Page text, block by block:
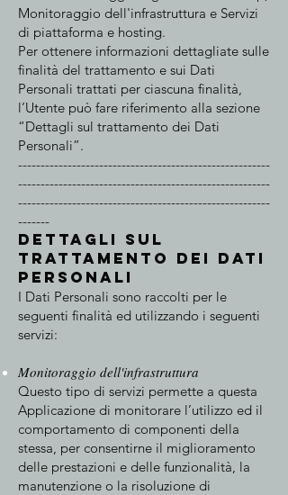
Monitoraggio dell'infrastruttura e Servizi
di piattaforma e hosting.
Per ottenere informazioni dettagliate sulle
finalità del trattamento e sui Dati
Personali trattati per ciascuna finalità,
l’Utente può fare riferimento alla sezione
“Dettagli sul trattamento dei Dati
Personali”.
--------------------------------------------------------
--------------------------------------------------------
--------------------------------------------------------
-------
Dettagli sul
trattamento dei Dati
Personali
I Dati Personali sono raccolti per le
seguenti finalità ed utilizzando i seguenti
servizi:
Monitoraggio dell'infrastruttura
Questo tipo di servizi permette a questa
Applicazione di monitorare l’utilizzo ed il
comportamento di componenti della
stessa, per consentirne il miglioramento
delle prestazioni e delle funzionalità, la
manutenzione o la risoluzione di